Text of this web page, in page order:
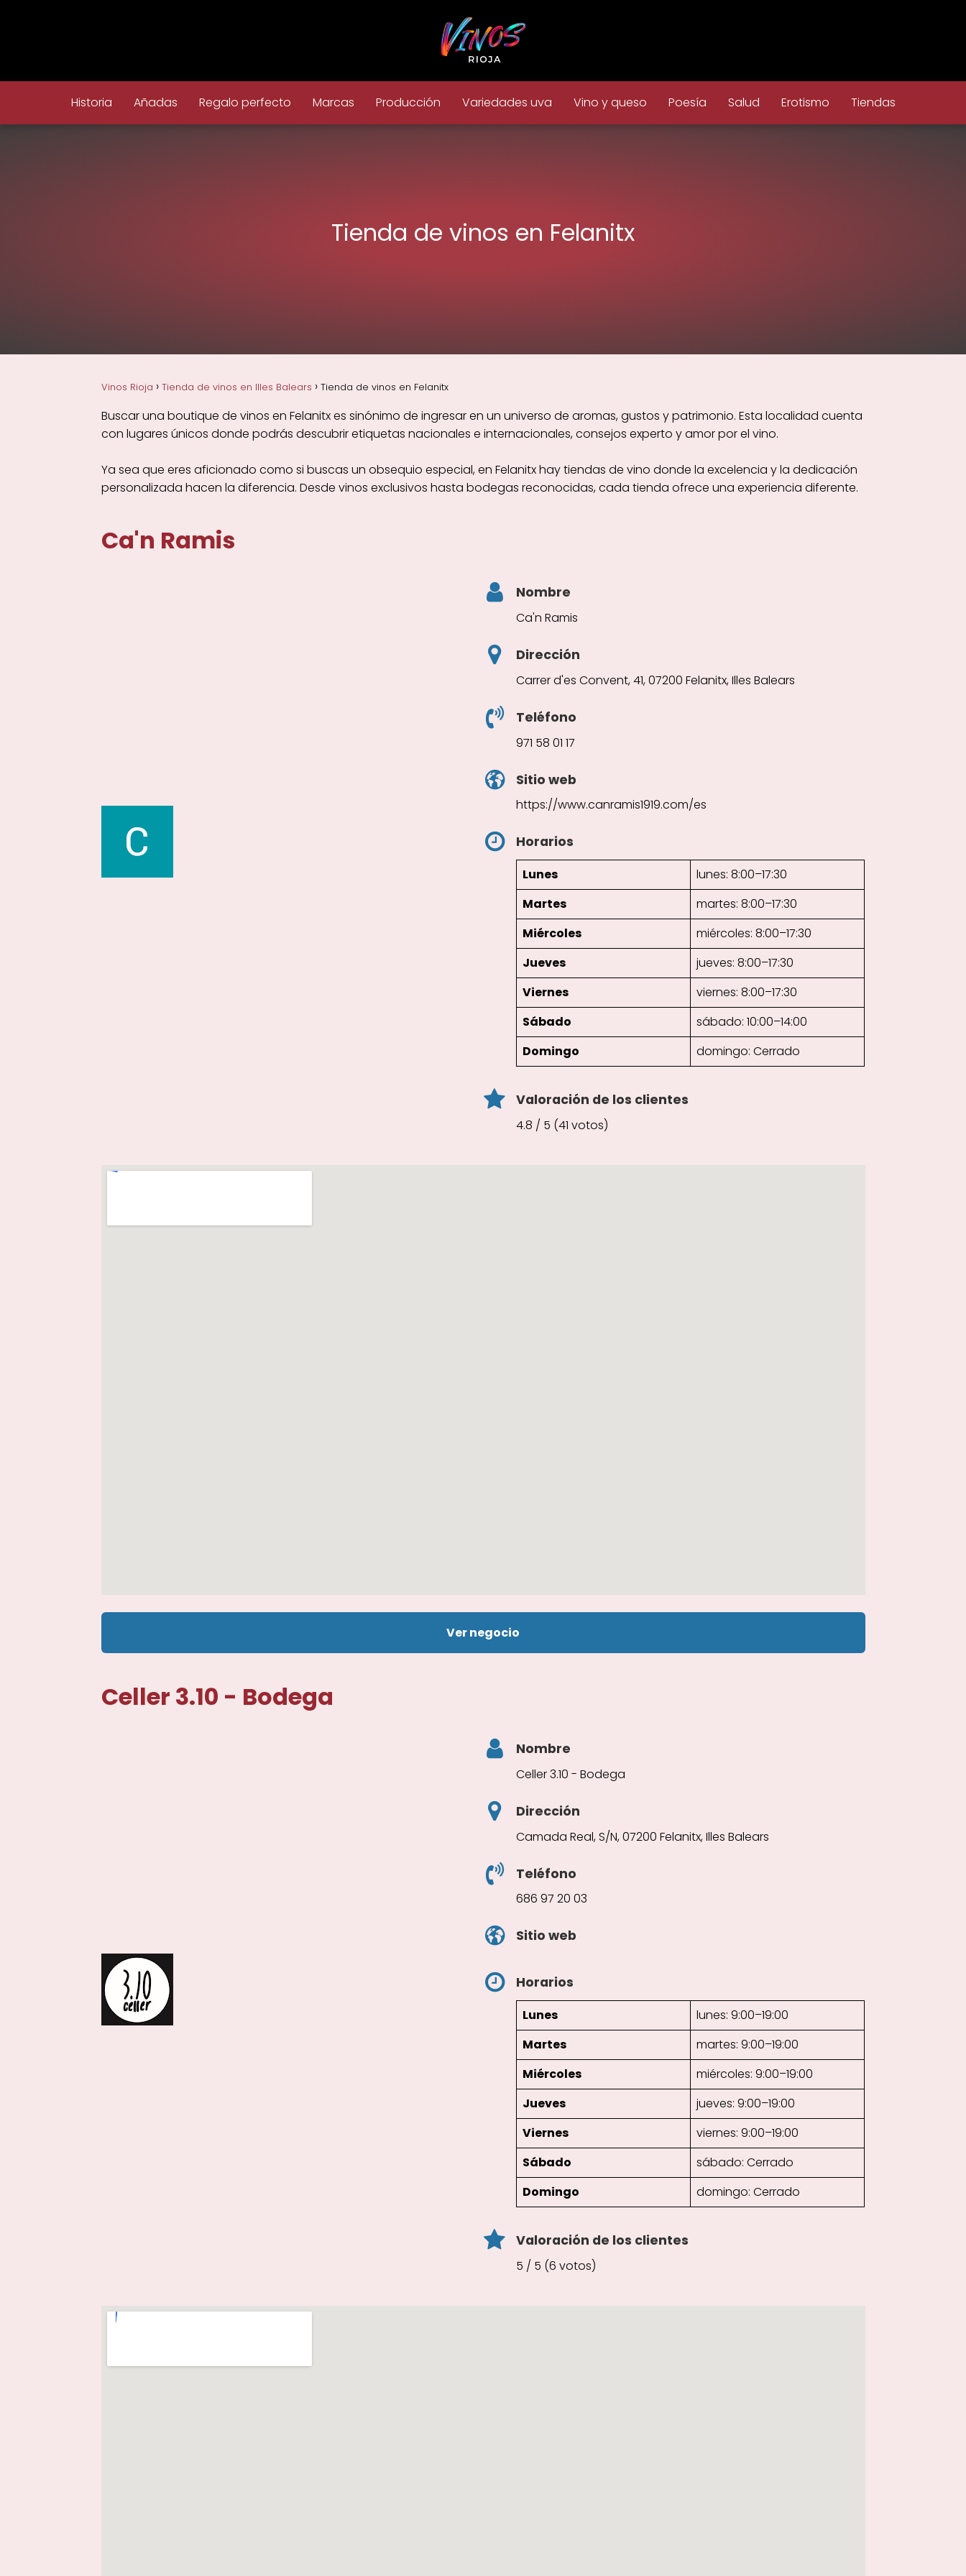
Historia Añadas Regalo perfecto Marcas Producción Variedades uva Vino y queso Poesía Salud Erotismo Tiendas
Tienda de vinos en Felanitx
Vinos Rioja Tienda de vinos en Illes Balears Tienda de vinos en Felanitx
Buscar una boutique de vinos en Felanitx es sinónimo de ingresar en un universo de aromas, gustos y patrimonio. Esta localidad cuenta
con lugares únicos donde podrás descubrir etiquetas nacionales e internacionales, consejos experto y amor por el vino.
Ya sea que eres aficionado como si buscas un obsequio especial, en Felanitx hay tiendas de vino donde la excelencia y la dedicación
personalizada hacen la diferencia. Desde vinos exclusivos hasta bodegas reconocidas, cada tienda ofrece una experiencia diferente.
Ca'n Ramis
Nombre
Ca'n Ramis
Dirección
Carrer d'es Convent, 41, 07200 Felanitx, Illes Balears
Teléfono
971 58 01 17
Sitio web
https://www.canramis1919.com/es
Horarios
Lunes
lunes: 8:00–17:30
Martes
martes: 8:00–17:30
Miércoles
miércoles: 8:00–17:30
Jueves
jueves: 8:00–17:30
Viernes
viernes: 8:00–17:30
Sábado
sábado: 10:00–14:00
Domingo
domingo: Cerrado
Valoración de los clientes
4.8 / 5 (41 votos)
Ver negocio
Celler 3.10 - Bodega
Nombre
Celler 3.10 - Bodega
Dirección
Camada Real, S/N, 07200 Felanitx, Illes Balears
Teléfono
686 97 20 03
Sitio web
Horarios
Lunes
lunes: 9:00–19:00
Martes
martes: 9:00–19:00
Miércoles
miércoles: 9:00–19:00
Jueves
jueves: 9:00–19:00
Viernes
viernes: 9:00–19:00
Sábado
sábado: Cerrado
Domingo
domingo: Cerrado
Valoración de los clientes
5 / 5 (6 votos)